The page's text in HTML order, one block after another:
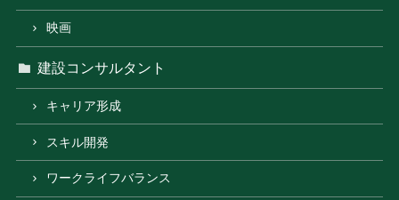
映画
建設コンサルタント
キャリア形成
スキル開発
ワークライフバランス